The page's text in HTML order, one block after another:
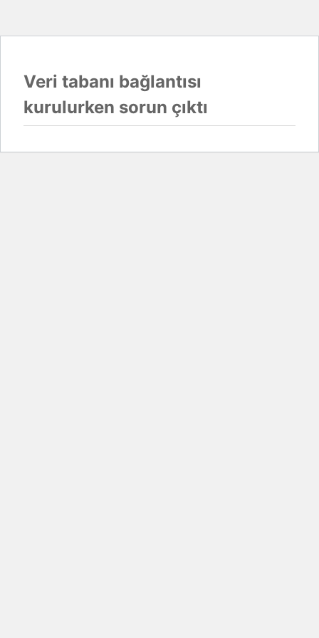
Veri tabanı bağlantısı
kurulurken sorun çıktı